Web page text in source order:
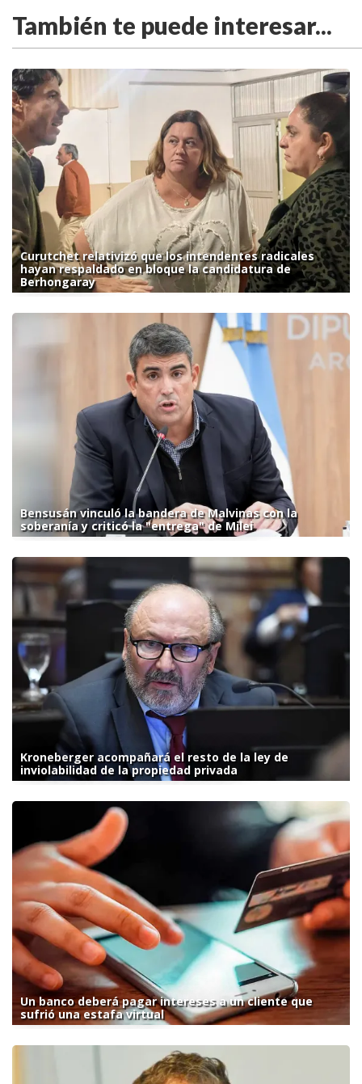
También te puede interesar...
Curutchet relativizó que los intendentes radicales
hayan respaldado en bloque la candidatura de
Berhongaray
Bensusán vinculó la bandera de Malvinas con la
soberanía y criticó la "entrega" de Milei
Kroneberger acompañará el resto de la ley de
inviolabilidad de la propiedad privada
Un banco deberá pagar intereses a un cliente que
sufrió una estafa virtual